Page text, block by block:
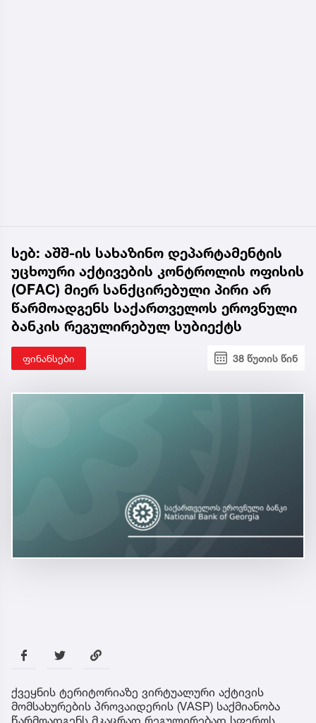
სებ: აშშ-ის სახაზინო დეპარტამენტის
უცხოური აქტივების კონტროლის ოფისის
(OFAC) მიერ სანქცირებული პირი არ
წარმოადგენს საქართველოს ეროვნული
ბანკის რეგულირებულ სუბიექტს
ფინანსები 38 წუთის წინ
ქვეყნის ტერიტორიაზე ვირტუალური აქტივის
მომსახურების პროვაიდერის (VASP) საქმიანობა
წარმოადგენს მკაცრად რეგულირებად სფეროს.